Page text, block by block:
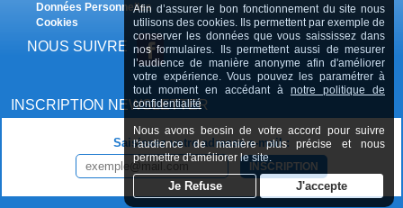
Données Personnelles
Cookies
NOUS SUIVRE
INSCRIPTION NEWSLETTER
Saisissez votre adresse e-mail :
INSCRIPTION
Afin d’assurer le bon fonctionnement du site nous
utilisons des cookies. Ils permettent par exemple de
conserver les données que vous saississez dans
nos formulaires. Ils permettent aussi de mesurer
l’audience de manière anonyme afin d'améliorer
votre expérience. Vous pouvez les paramétrer à
tout moment en accédant à notre politique de
confidentialité
Nous avons beosin de votre accord pour suivre
l'audience de manière plus précise et nous
permettre d'améliorer le site.